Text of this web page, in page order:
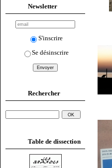
Newsletter
S'inscrire
Se désinscrire
Rechercher
Table de dissection